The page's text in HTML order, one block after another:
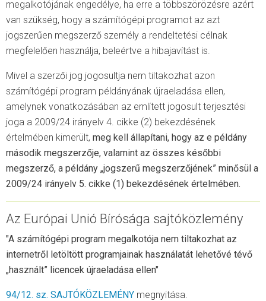
megalkotójának engedélye, ha erre a többszörözésre azért
van szükség, hogy a számítógépi programot az azt
jogszerűen megszerző személy a rendeltetési célnak
megfelelően használja, beleértve a hibajavítást is.
Mivel a szerzői jog jogosultja nem tiltakozhat azon
számítógépi program példányának újraeladása ellen,
amelynek vonatkozásában az említett jogosult terjesztési
joga a 2009/24 irányelv 4. cikke (2) bekezdésének
értelmében kimerült, meg kell állapítani, hogy az e példány
második megszerzője, valamint az összes későbbi
megszerző, a példány „jogszerű megszerzőjének” minősül a
2009/24 irányelv 5. cikke (1) bekezdésének értelmében.
Az Európai Unió Bírósága sajtóközlemény
"A számítógépi program megalkotója nem tiltakozhat az
internetről letöltött programjainak használatát lehetővé tévő
„használt” licencek újraeladása ellen"
94/12. sz. SAJTÓKÖZLEMÉNY megnyitása.